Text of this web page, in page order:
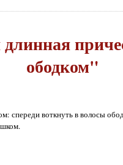
ободком"
спереди воткнуть в волосы